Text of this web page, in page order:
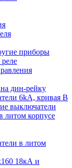
приборы
дин-рейку
6kA, кривая В
выключатели
литом корпусе
в литом
18кА и